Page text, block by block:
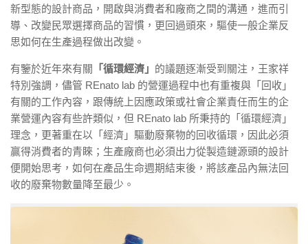
新型態的設計商品，開啟與消費者和廠商之間的溝通，進而引
導、改變民眾選擇商品的習慣，更回過頭來，驅使一般企業反
思如何在生產過程做出改變。
有鑒於近年來有關 「循環經濟」 的議題逐漸受到關注，王家祥
特別強調，儘管 REnato lab 的營運過程中也有重複與「回收」
有關的工作內容，跟傳統上因應政策或社會企業責任而生的企
業營運內容有些許類似，但 REnato lab 所秉持的「循環經濟」
理念，更著重在以「經濟」驅動廢棄物的回收循環，因此必須
贏得消費者的青睞；生產廠商也必須出力從製造鏈源頭的設計
便開始思考，如何在產品生命週期結束後，將該產品內無法回
收的廢棄物數量降至最少。